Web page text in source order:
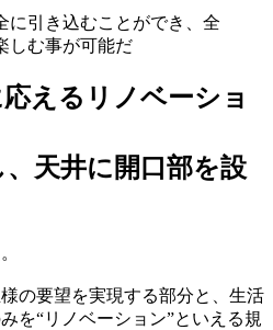
に引き込むことができ、全
しむ事が可能だ
えるリノベーショ
天井に開口部を設
の要望を実現する部分と、生活
を“リノベーション”といえる規